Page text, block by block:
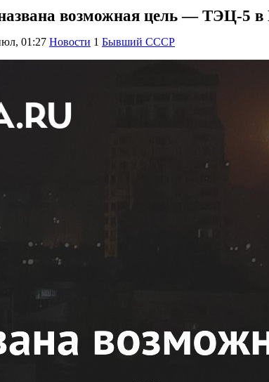
возможная цель — ТЭЦ-5 в
01:27 Новости 1 Бывший СССР